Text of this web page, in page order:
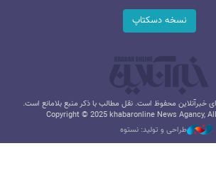
نسخه دسکتاپ
خبرآنلاین محفوظ است. نقل مطالب با ذکر منبع بلامانع است.
Copyright © 2025 khabaronline News Agancy,
طراحی و تولید: نستوه